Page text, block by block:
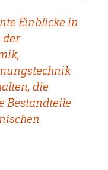
Einblicke in
die
Bestandteile